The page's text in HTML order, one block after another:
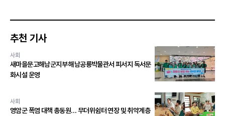
추천 기사
사회
새마을문고해남군지부 해남공룡박물관서 피서지 독서문
화시설 운영
사회
영암군 폭염 대책 총동원… 무더위쉼터 연장 및 취약계층